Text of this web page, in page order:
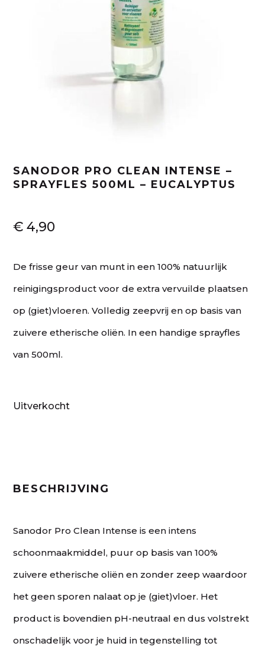
SANODOR PRO CLEAN INTENSE –
SPRAYFLES 500ML – EUCALYPTUS
€ 4,90
De frisse geur van munt in een 100% natuurlijk
reinigingsproduct voor de extra vervuilde plaatsen
op (giet)vloeren. Volledig zeepvrij en op basis van
zuivere etherische oliën. In een handige sprayfles
van 500ml.
Uitverkocht
BESCHRIJVING
Sanodor Pro Clean Intense is een intens
schoonmaakmiddel, puur op basis van 100%
zuivere etherische oliën en zonder zeep waardoor
het geen sporen nalaat op je (giet)vloer. Het
product is bovendien pH-neutraal en dus volstrekt
onschadelijk voor je huid in tegenstelling tot